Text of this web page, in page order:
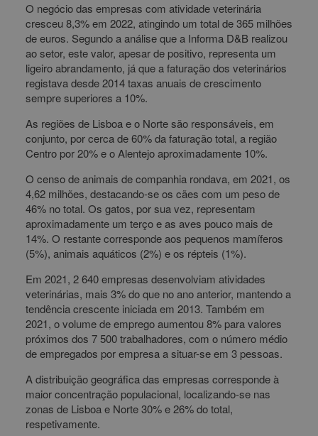
O negócio das empresas com atividade veterinária
cresceu 8,3% em 2022, atingindo um total de 365 milhões
de euros. Segundo a análise que a Informa D&B realizou
ao setor, este valor, apesar de positivo, representa um
ligeiro abrandamento, já que a faturação dos veterinários
registava desde 2014 taxas anuais de crescimento
sempre superiores a 10%.
As regiões de Lisboa e o Norte são responsáveis, em
conjunto, por cerca de 60% da faturação total, a região
Centro por 20% e o Alentejo aproximadamente 10%.
O censo de animais de companhia rondava, em 2021, os
4,62 milhões, destacando-se os cães com um peso de
46% no total. Os gatos, por sua vez, representam
aproximadamente um terço e as aves pouco mais de
14%. O restante corresponde aos pequenos mamíferos
(5%), animais aquáticos (2%) e os répteis (1%).
Em 2021, 2 640 empresas desenvolviam atividades
veterinárias, mais 3% do que no ano anterior, mantendo a
tendência crescente iniciada em 2013. Também em
2021, o volume de emprego aumentou 8% para valores
próximos dos 7 500 trabalhadores, com o número médio
de empregados por empresa a situar-se em 3 pessoas.
A distribuição geográfica das empresas corresponde à
maior concentração populacional, localizando-se nas
zonas de Lisboa e Norte 30% e 26% do total,
respetivamente.